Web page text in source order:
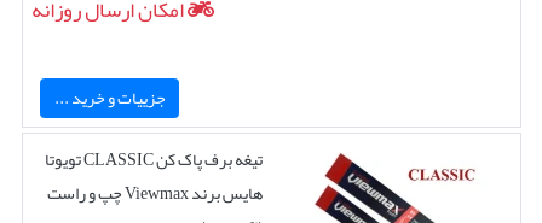
امکان ارسال روزانه
جزییات و خرید ...
تیغه برف پاک کن CLASSIC تویوتا
هایس برند Viewmax چپ و راست